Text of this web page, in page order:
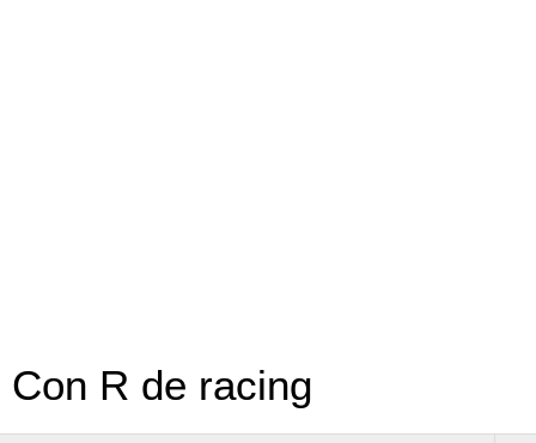
Con R de racing